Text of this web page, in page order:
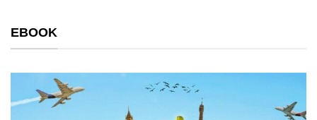
EBOOK